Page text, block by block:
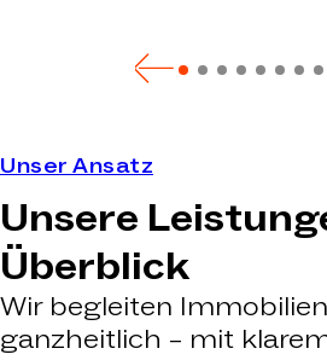
Unser Ansatz
Unsere
Überblick
Wir begleiten
ganzheitlich – mit